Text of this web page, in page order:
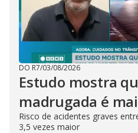
DO R7/03/08/2026
Estudo mostra
madrugada é
Risco de acidentes graves
3,5 vezes maior